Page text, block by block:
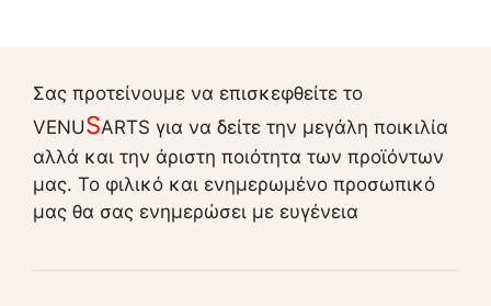
Σας προτείνουμε να επισκεφθείτε το
VENUSARTS για να δείτε την μεγάλη ποικιλία
αλλά και την άριστη ποιότητα των προϊόντων
μας. Το φιλικό και ενημερωμένο προσωπικό
μας θα σας ενημερώσει με ευγένεια